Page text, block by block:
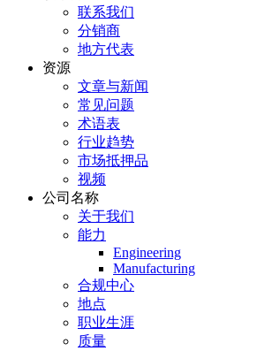
联系我们
分销商
地方代表
资源
文章与新闻
常见问题
术语表
行业趋势
市场抵押品
视频
公司名称
关于我们
能力
Engineering
Manufacturing
合规中心
地点
职业生涯
质量